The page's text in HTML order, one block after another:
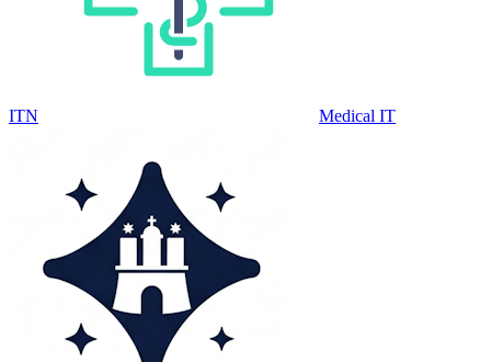
ITN Medical IT